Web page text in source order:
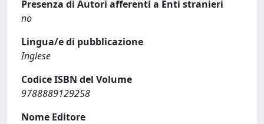
Presenza di Autori afferenti a Enti stranieri
no
Lingua/e di pubblicazione
Inglese
Codice ISBN del Volume
9788889129258
Nome Editore